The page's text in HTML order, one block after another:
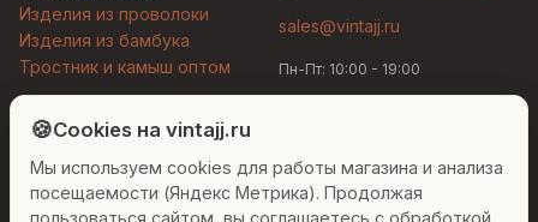
Изделия из проволоки
Изделия из бамбука
Тростник и камыш оптом
sales@vintajj.ru
Пн-Пт: 10:00 - 19:00
© 2026 Vintajj. Все права защищены.
Договор оферты
Политика конфиденциальности
Согласие на обработку ПДн
Настройки cookies
🍪Cookies на vintajj.ru
Мы используем cookies для работы магазина и анализа
посещаемости (Яндекс Метрика). Продолжая
пользоваться сайтом, вы соглашаетесь с обработкой
Людмила
Привет! Я Людмила, ваш персональный
консультант по декору. Чем могу помочь?